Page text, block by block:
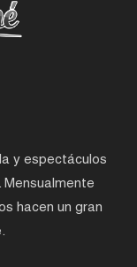
y espectáculos
hacen un gran